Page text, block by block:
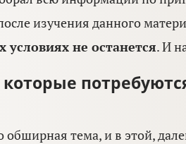
изучения данного
не останется. И
обширная тема, и в этой,